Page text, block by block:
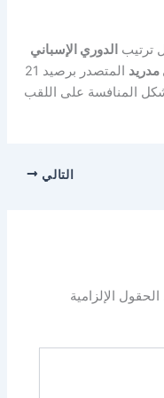
ترتيب الدوري الإسباني
مدريد
المتصدر برصيد 21
المنافسة على اللقب
التالي
الحقول الإلزامية